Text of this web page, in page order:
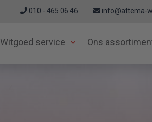
010 - 465 06 46 info@attema-
Witgoed service Ons